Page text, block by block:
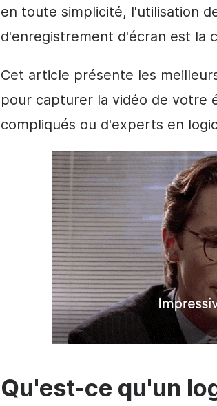
en toute simplicité, l'utilisation
d'enregistrement d'écran est la
Cet article présente les
pour capturer la vidéo de votre
compliqués ou d'experts en
Qu'est-ce qu'un